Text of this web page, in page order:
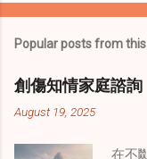
Popular posts from
創傷知情家庭諮
August 19, 2025
在不